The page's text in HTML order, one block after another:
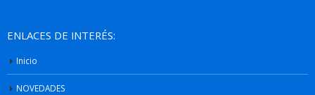
ENLACES DE INTERÉS:
Inicio
NOVEDADES